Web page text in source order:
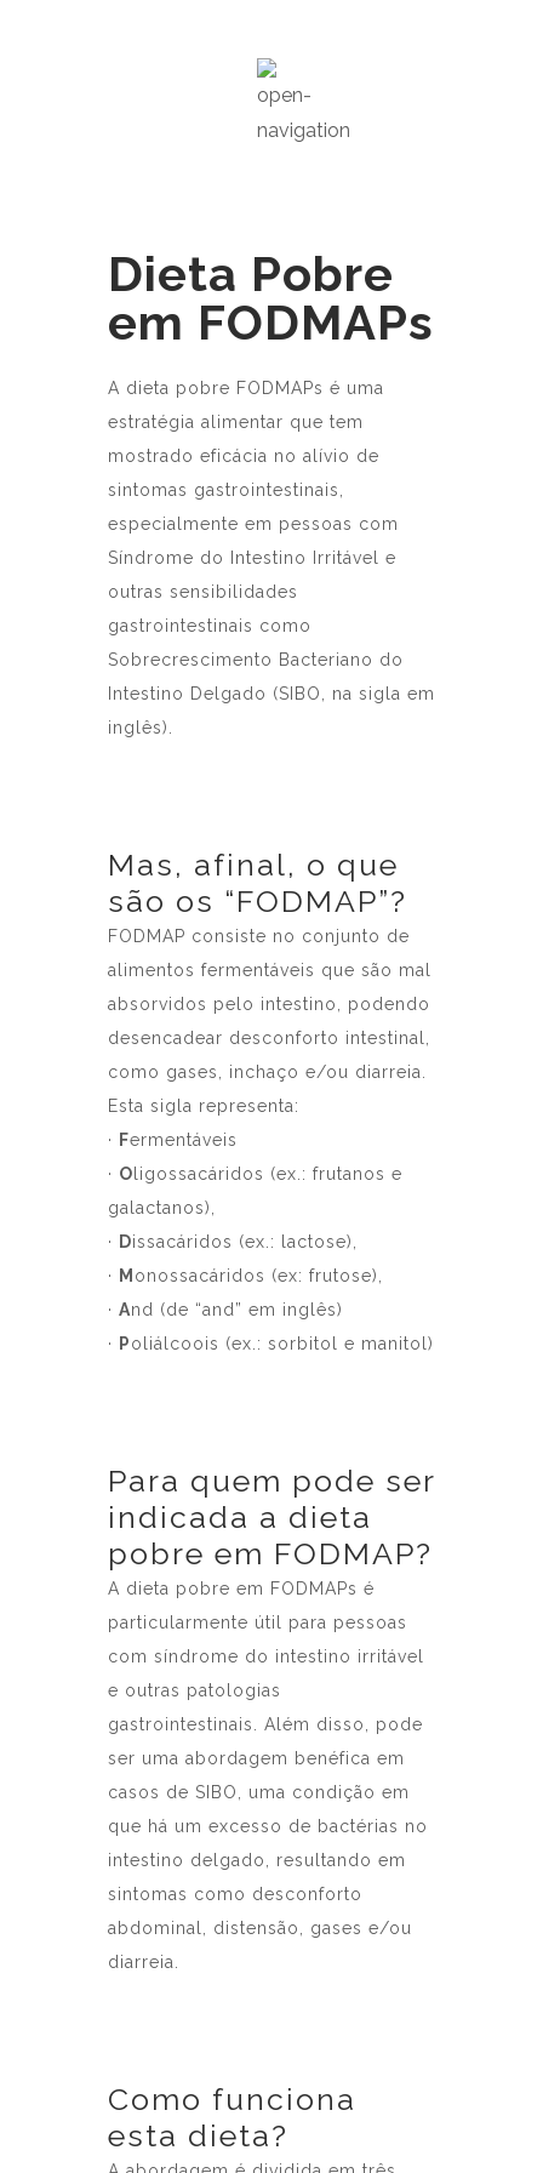
Dieta Pobre
em FODMAPs
A dieta pobre FODMAPs é uma
estratégia alimentar que tem
mostrado eficácia no alívio de
sintomas gastrointestinais,
especialmente em pessoas com
Síndrome do Intestino Irritável e
outras sensibilidades
gastrointestinais como
Sobrecrescimento Bacteriano do
Intestino Delgado (SIBO, na sigla em
inglês).
Mas, afinal, o que
são os “FODMAP”?
FODMAP consiste no conjunto de
alimentos fermentáveis que são mal
absorvidos pelo intestino, podendo
desencadear desconforto intestinal,
como gases, inchaço e/ou diarreia.
Esta sigla representa:
·
Fermentáveis
· O ligossacáridos (ex.: frutanos e
galactanos),
·
Dissacáridos (ex.: lactose),
·
M onossacáridos (ex: frutose),
· And (de “and” em inglês)
·
Poliálcoois (ex.: sorbitol e manitol)
Para quem pode ser
indicada a dieta
pobre em FODMAP?
A dieta pobre em FODMAPs é
particularmente útil para pessoas
com síndrome do intestino irritável
e outras patologias
gastrointestinais. Além disso, pode
ser uma abordagem benéfica em
casos de SIBO, uma condição em
que há um excesso de bactérias no
intestino delgado, resultando em
sintomas como desconforto
abdominal, distensão, gases e/ou
diarreia.
Como funciona
esta dieta?